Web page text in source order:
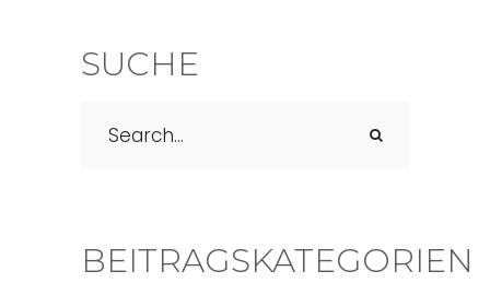
SUCHE
for:
BEITRAGSKATEGORIEN